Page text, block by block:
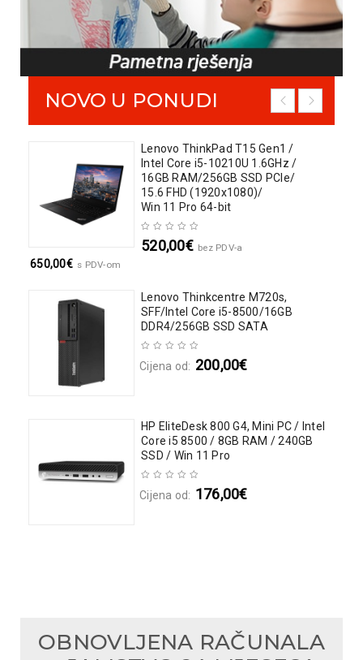
NOVO U PONUDI
Lenovo ThinkPad T15 Gen1 /
Intel Core i5-10210U 1.6GHz /
16GB RAM/256GB SSD PCIe/
15.6 FHD (1920x1080)/
Win 11 Pro 64-bit
520,00€ bez PDV-a
650,00€ s PDV-om
Lenovo Thinkcentre M720s,
SFF/Intel Core i5-8500/16GB
DDR4/256GB SSD SATA
Cijena od: 200,00€
HP EliteDesk 800 G4, Mini PC / Intel
Core i5 8500 / 8GB RAM / 240GB
SSD / Win 11 Pro
Cijena od: 176,00€
OBNOVLJENA RAČUNALA